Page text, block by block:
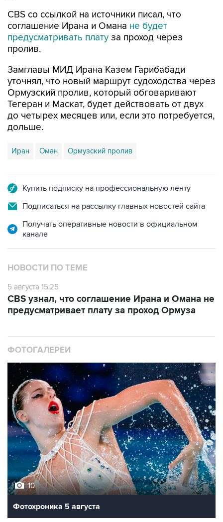
CBS со ссылкой на источники писал, что
соглашение Ирана и Омана не будет
предусматривать плату за проход через
пролив.
Замглавы МИД Ирана Казем Гарибабади
уточнял, что новый маршрут судоходства через
Ормузский пролив, который обговаривают
Тегеран и Маскат, будет действовать от двух
до четырех месяцев или, если это потребуется,
дольше.
Иран Оман Ормузский пролив
Купить подписку на профессиональную ленту
Подписаться на рассылку главных новостей сайта
Получать оперативные новости в официальном
канале
НОВОСТИ ПО ТЕМЕ
5 августа 15:25
CBS узнал, что соглашение Ирана и Омана не
предусматривает плату за проход Ормуза
ФОТОГАЛЕРЕИ
10
Фотохроника 5 августа